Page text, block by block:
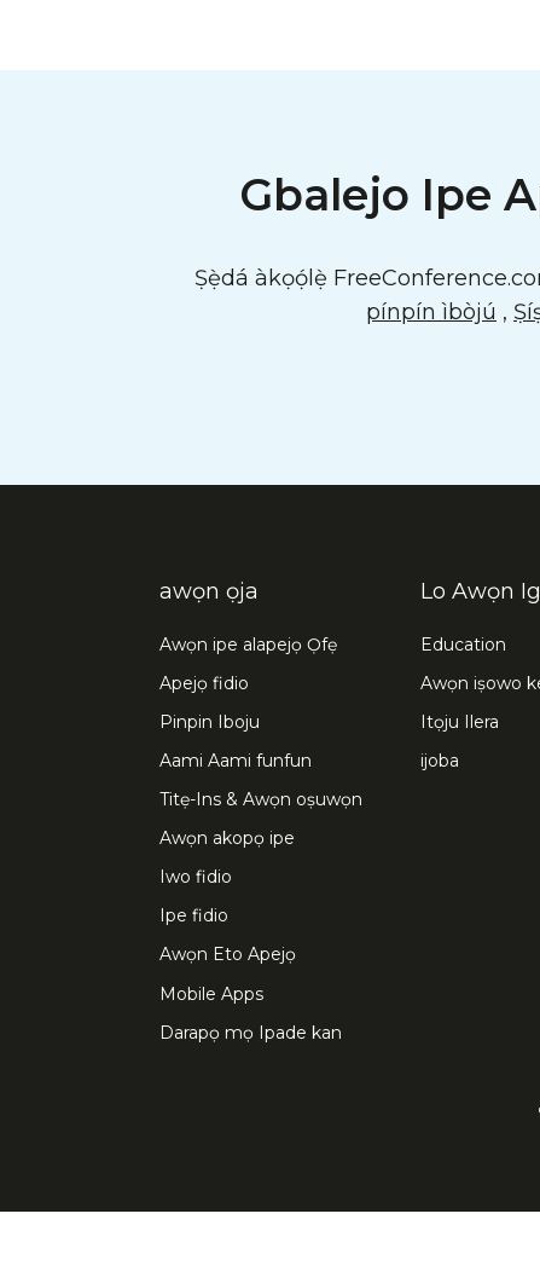
Gbalejo Ipe
Ṣẹ̀dá àkọọ́lẹ̀
pínpín ìbòjú ,
awọn ọja
Awọn ipe alapejọ Ọfẹ
Apejọ fidio
Pinpin Iboju
Aami Aami funfun
Titẹ-Ins & Awọn oṣuwọn
Awọn akopọ ipe
Iwo fidio
Ipe fidio
Awọn Eto Apejọ
Mobile Apps
Darapọ mọ Ipade kan
Lo Awọn
Education
Awọn iṣowo
Itọju Ilera
ijoba